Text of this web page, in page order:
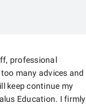
professional
many advices and
keep continue my
Education. I firmly